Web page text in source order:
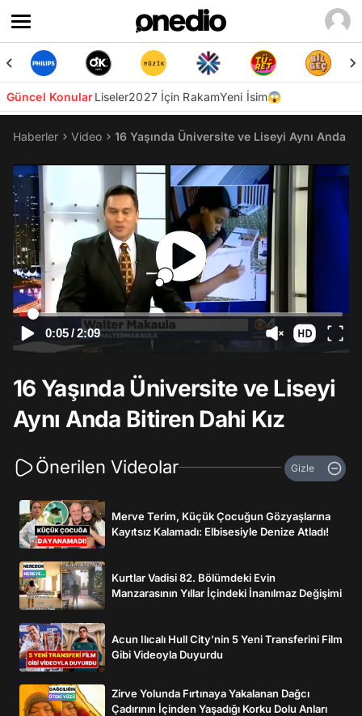
Güncel KonularLiseler2027 İçin RakamYeni İsim😱
Haberler Video 16 Yaşında Üniversite ve Liseyi Aynı Anda
0:05/2:09
16 Yaşında Üniversite ve Liseyi
Aynı Anda Bitiren Dahi Kız
Önerilen Videolar Gizle
Merve Terim, Küçük Çocuğun Gözyaşlarına
Kayıtsız Kalamadı: Elbisesiyle Denize Atladı!
Kurtlar Vadisi 82. Bölümdeki Evin
Manzarasının Yıllar İçindeki İnanılmaz Değişimi
Acun Ilıcalı Hull City’nin 5 Yeni Transferini Film
Gibi Videoyla Duyurdu
Zirve Yolunda Fırtınaya Yakalanan Dağcı
Çadırının İçinden Yaşadığı Korku Dolu Anları